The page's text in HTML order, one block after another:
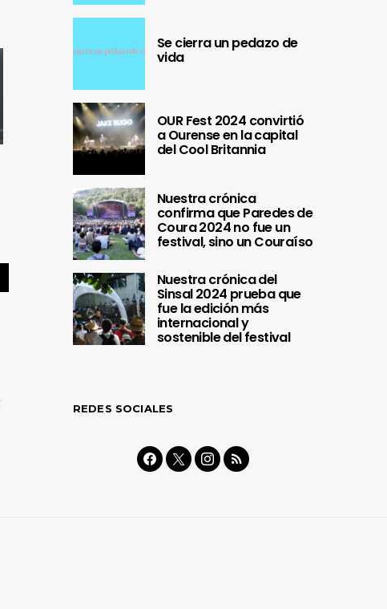
Se cierra un pedazo de
vida
OUR Fest 2024 convirtió
a Ourense en la capital
del Cool Britannia
Nuestra crónica
confirma que Paredes de
Coura 2024 no fue un
festival, sino un Couraíso
Nuestra crónica del
Sinsal 2024 prueba que
fue la edición más
internacional y
sostenible del festival
REDES SOCIALES